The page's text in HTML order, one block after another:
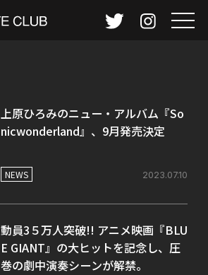
上原ひろみのニュー・アルバム『So
nicwonderland』、9月発売決定
NEWS 2023.07.10
動員3５万人突破!! アニメ映画『BLU
E GIANT』の大ヒットを記念し、圧
巻の劇中演奏シーンが解禁。